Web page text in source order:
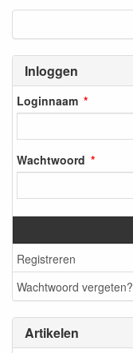
Inloggen
Loginnaam
Wachtwoord
Registreren
Wachtwoord vergeten?
Artikelen